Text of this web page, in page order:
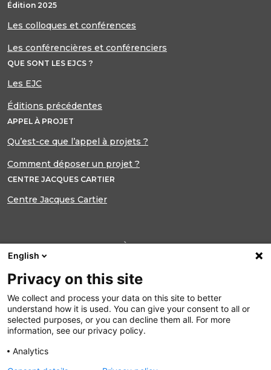
Édition 2025
Les colloques et conférences
Les conférencières et conférenciers
QUE SONT LES EJCS ?
Les EJC
Éditions précédentes
APPEL À PROJET
Qu’est-ce que l’appel à projets ?
Comment déposer un projet ?
CENTRE JACQUES CARTIER
Centre Jacques Cartier
INSCRIPTION À NOTRE LETTRE
Ne manquez plus aucune actualité du
Centre Jacques Cartier
S’INSCRIRE
Suivez nous sur :
English
Privacy on this site
We collect and process your data on this site to better
understand how it is used. You can give your consent to all or
selected purposes, or you can decline them all. For more
information, see our privacy policy.
Analytics